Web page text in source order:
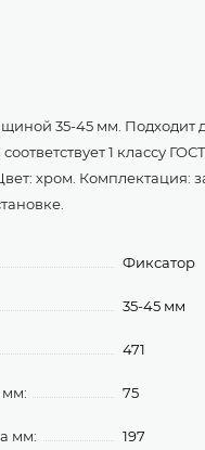
35-45 мм. Подходит
1 классу
хром. Комплектация:
Фиксатор
35-45 мм
471
мм: 75
мм: 197